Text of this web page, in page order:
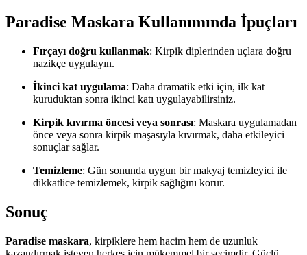
Paradise Maskara Kullanımında İpuçları
Fırçayı doğru kullanmak: Kirpik diplerinden uçlara doğru
nazikçe uygulayın.
İkinci kat uygulama: Daha dramatik etki için, ilk kat
kuruduktan sonra ikinci katı uygulayabilirsiniz.
Kirpik kıvırma öncesi veya sonrası: Maskara uygulamadan
önce veya sonra kirpik maşasıyla kıvırmak, daha etkileyici
sonuçlar sağlar.
Temizleme: Gün sonunda uygun bir makyaj temizleyici ile
dikkatlice temizlemek, kirpik sağlığını korur.
Sonuç
Paradise maskara, kirpiklere hem hacim hem de uzunluk